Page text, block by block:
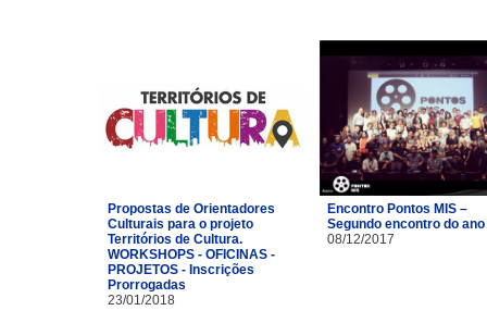
Propostas de Orientadores
Culturais para o projeto
Territórios de Cultura.
WORKSHOPS - OFICINAS -
PROJETOS - Inscrições
Prorrogadas
23/01/2018
Encontro Pontos MIS –
Segundo encontro do ano
08/12/2017